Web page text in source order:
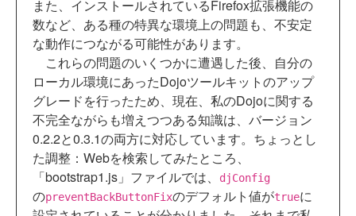
また、インストールされているFirefox拡張機能の
数など、ある種の特異な環境上の問題も、不安定
な動作につながる可能性があります。
これらの問題のいくつかに遭遇した後、自分の
ローカル環境にあったDojoツールキットのアップ
グレードを行ったため、現在、私のDojoに関する
不完全ながらも増えつつある知識は、バージョン
0.2.2と0.3.1の両方に対応しています。ちょっとし
た調整：Webを検索してみたところ、
「bootstrap1.js」ファイルでは、
djConfig
のpreventBackButtonFixのデフォルト値がtrueに